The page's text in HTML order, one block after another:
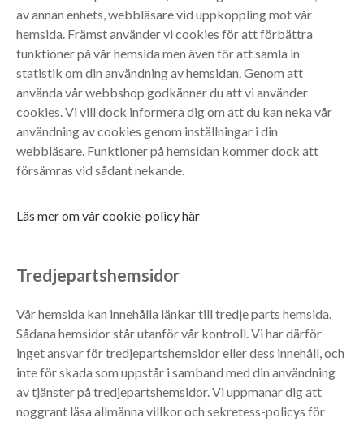
av annan enhets, webbläsare vid uppkoppling mot vår
hemsida. Främst använder vi cookies för att förbättra
funktioner på vår hemsida men även för att samla in
statistik om din användning av hemsidan. Genom att
använda vår webbshop godkänner du att vi använder
cookies. Vi vill dock informera dig om att du kan neka vår
användning av cookies genom inställningar i din
webbläsare. Funktioner på hemsidan kommer dock att
försämras vid sådant nekande.
Läs mer om vår cookie-policy här
Tredjepartshemsidor
Vår hemsida kan innehålla länkar till tredje parts hemsida.
Sådana hemsidor står utanför vår kontroll. Vi har därför
inget ansvar för tredjepartshemsidor eller dess innehåll, och
inte för skada som uppstår i samband med din användning
av tjänster på tredjepartshemsidor. Vi uppmanar dig att
noggrant läsa allmänna villkor och sekretess-policys för